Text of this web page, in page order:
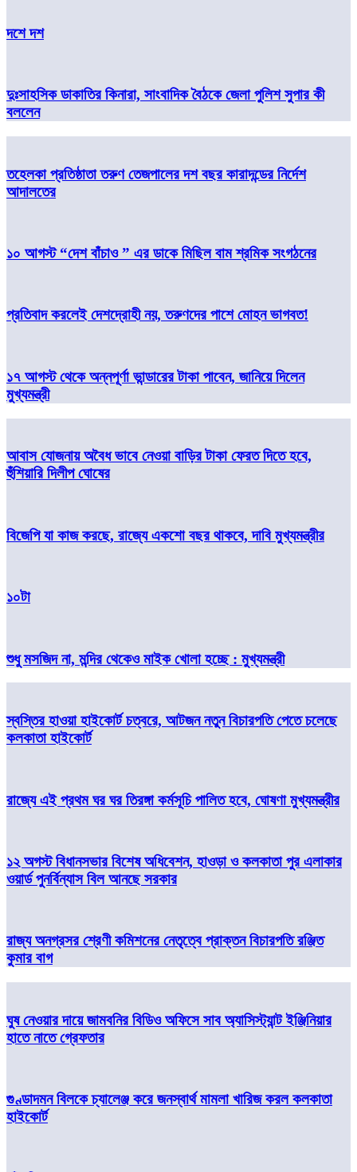
দশে দশ
দুঃসাহসিক ডাকাতির কিনারা, সাংবাদিক বৈঠকে জেলা পুলিশ সুপার কী
বললেন
তহেলকা প্রতিষ্ঠাতা তরুণ তেজপালের দশ বছর কারাদন্ডের নির্দেশ
আদালতের
১০ আগস্ট “দেশ বাঁচাও ” এর ডাকে মিছিল বাম শ্রমিক সংগঠনের
প্রতিবাদ করলেই দেশদ্রোহী নয়, তরুণদের পাশে মোহন ভাগবত!
১৭ আগস্ট থেকে অন্নপূর্ণা ভান্ডারের টাকা পাবেন, জানিয়ে দিলেন
মুখ্যমন্ত্রী
আবাস যোজনায় অবৈধ ভাবে নেওয়া বাড়ির টাকা ফেরত দিতে হবে,
হুঁশিয়ারি দিলীপ ঘোষের
বিজেপি যা কাজ করছে, রাজ্যে একশো বছর থাকবে, দাবি মুখ্যমন্ত্রীর
১০টা
শুধু মসজিদ না, মন্দির থেকেও মাইক খোলা হচ্ছে : মুখ্যমন্ত্রী
স্বস্তির হাওয়া হাইকোর্ট চত্বরে, আটজন নতুন বিচারপতি পেতে চলেছে
কলকাতা হাইকোর্ট
রাজ্যে এই প্রথম ঘর ঘর তিরঙ্গা কর্মসূচি পালিত হবে, ঘোষণা মুখ্যমন্ত্রীর
১২ অগস্ট বিধানসভার বিশেষ অধিবেশন, হাওড়া ও কলকাতা পুর এলাকার
ওয়ার্ড পুনর্বিন্যাস বিল আনছে সরকার
রাজ্য অনগ্রসর শ্রেণী কমিশনের নেতৃত্বে প্রাক্তন বিচারপতি রঞ্জিত
কুমার বাগ
ঘুষ নেওয়ার দায়ে জামবনির বিডিও অফিসে সাব অ্যাসিস্ট্যান্ট ইঞ্জিনিয়ার
হাতে নাতে গ্রেফতার
গুণ্ডাদমন বিলকে চ্যালেঞ্জ করে জনস্বার্থ মামলা খারিজ করল কলকাতা
হাইকোর্ট